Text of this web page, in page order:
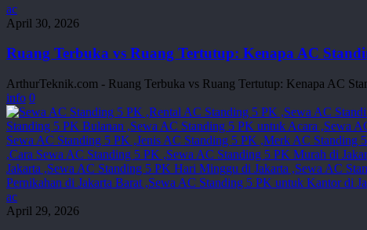
Kinerja
AC
Standing
5
Ruang
Terbuka
Ruang
Tertutup:
Kenapa
AC
Standing
5
PK
Berbeda
Performanya?
ac
April 30, 2026
Ruang Terbuka vs Ruang Tertutup: Kenapa AC
ArthurTeknik.com - Ruang Terbuka vs Ruang Tertutup: Kenapa AC
info 0
Sewa
AC
ac
April 29, 2026